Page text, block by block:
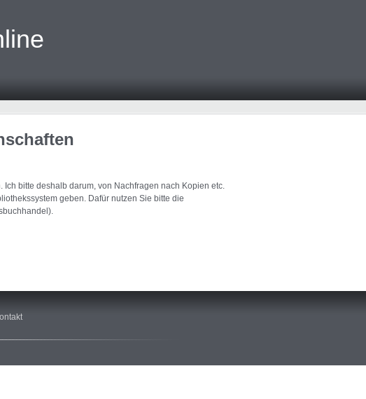
bitte deshalb darum, von Nachfragen nach Kopien etc.
geben. Dafür nutzen Sie bitte die